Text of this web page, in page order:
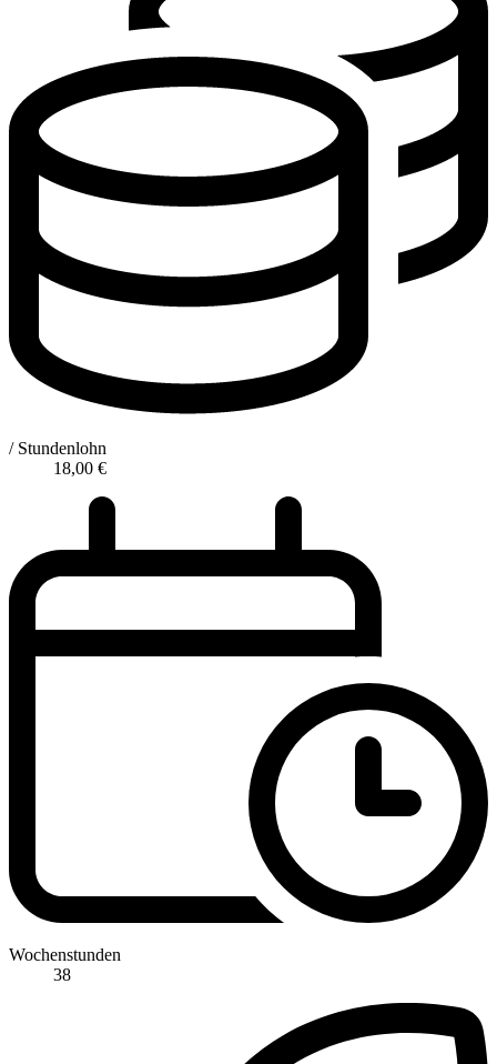
/ Stundenlohn
18,00 €
Wochenstunden
38